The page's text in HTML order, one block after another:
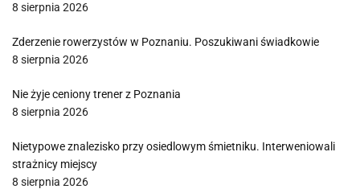
8 sierpnia 2026
Zderzenie rowerzystów w Poznaniu. Poszukiwani świadkowie
8 sierpnia 2026
Nie żyje ceniony trener z Poznania
8 sierpnia 2026
Nietypowe znalezisko przy osiedlowym śmietniku. Interweniowali
strażnicy miejscy
8 sierpnia 2026